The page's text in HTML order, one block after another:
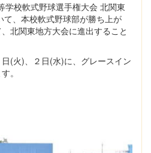
学校軟式野球選手権大会 北関東
、本校軟式野球部が勝ち上が
北関東地方大会に進出すること
(火)、２日(水)に、グレースイン
。